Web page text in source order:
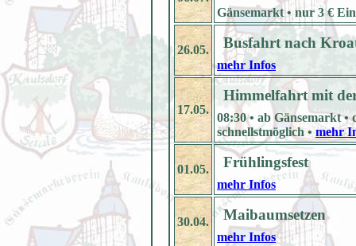
Gänsemarkt • nur 3 €
26.05. Busfahrt nach
mehr Infos
17.05.
Himmelfahrt mit
08:30 • ab Gänsemarkt
schnellstmöglich •mehr
01.05. Frühlingsfest
mehr Infos
30.04. Maibaumsetzen
mehr Infos